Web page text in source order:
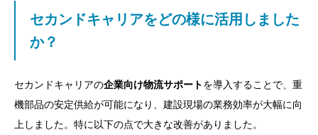
セカンドキャリアをどの様に活用しました
か？
セカンドキャリアの企業向け物流サポートを導入することで、重
機部品の安定供給が可能になり、建設現場の業務効率が大幅に向
上しました。特に以下の点で大きな改善がありました。